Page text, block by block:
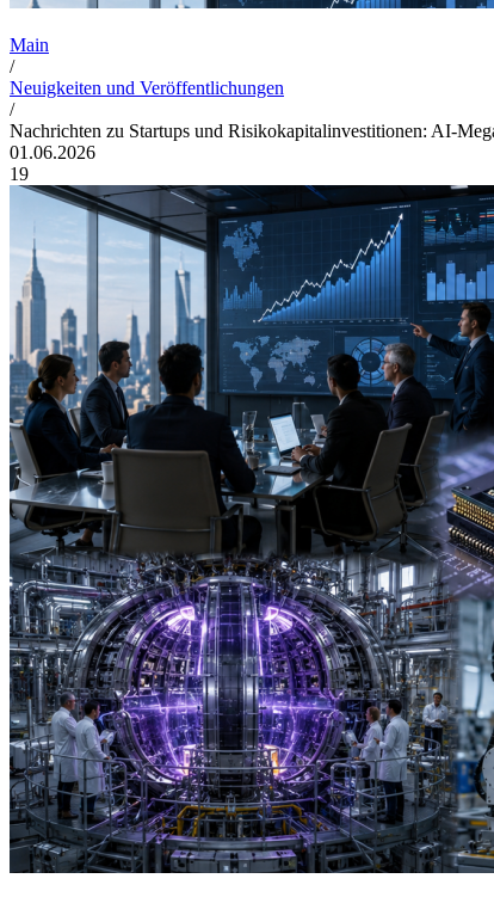
Main
/
Neuigkeiten und Veröffentlichungen
/
Nachrichten zu Startups und Risikokapitalinvestitionen: AI-
01.06.2026
19